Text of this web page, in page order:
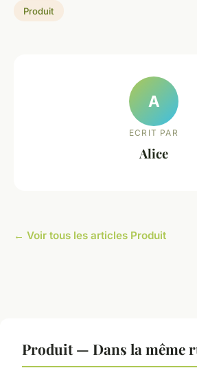
Produit
A
ECRIT PAR
Alice
← Voir tous les articles Produit
Produit — Dans la même